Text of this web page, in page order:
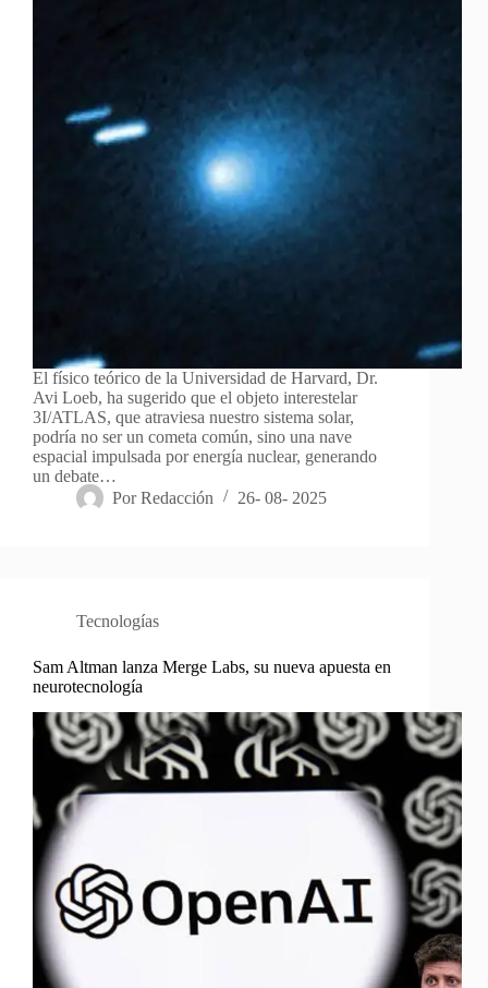
El físico teórico de la Universidad de Harvard, Dr.
Avi Loeb, ha sugerido que el objeto interestelar
3I/ATLAS, que atraviesa nuestro sistema solar,
podría no ser un cometa común, sino una nave
espacial impulsada por energía nuclear, generando
un debate…
Por Redacción 26- 08- 2025
Tecnologías
Sam Altman lanza Merge Labs, su nueva apuesta en
neurotecnología